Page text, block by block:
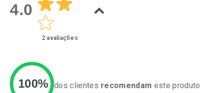
4.0
2 avaliações
100% dos clientes recomendam este produto